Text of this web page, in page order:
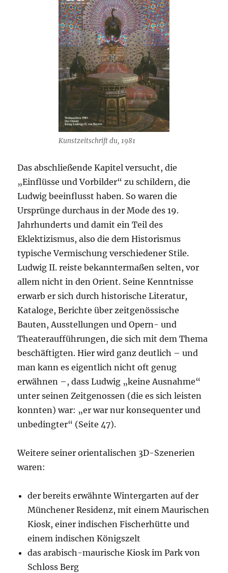
Kunstzeitschrift du, 1981
Das abschließende Kapitel versucht, die
„Einflüsse und Vorbilder“ zu schildern, die
Ludwig beeinflusst haben. So waren die
Ursprünge durchaus in der Mode des 19.
Jahrhunderts und damit ein Teil des
Eklektizismus, also die dem Historismus
typische Vermischung verschiedener Stile.
Ludwig II. reiste bekanntermaßen selten, vor
allem nicht in den Orient. Seine Kenntnisse
erwarb er sich durch historische Literatur,
Kataloge, Berichte über zeitgenössische
Bauten, Ausstellungen und Opern- und
Theateraufführungen, die sich mit dem Thema
beschäftigten. Hier wird ganz deutlich – und
man kann es eigentlich nicht oft genug
erwähnen –, dass Ludwig „keine Ausnahme“
unter seinen Zeitgenossen (die es sich leisten
konnten) war: „er war nur konsequenter und
unbedingter“ (Seite 47).
Weitere seiner orientalischen 3D-Szenerien
waren:
der bereits erwähnte Wintergarten auf der
Münchener Residenz, mit einem Maurischen
Kiosk, einer indischen Fischerhütte und
einem indischen Königszelt
das arabisch-maurische Kiosk im Park von
Schloss Berg